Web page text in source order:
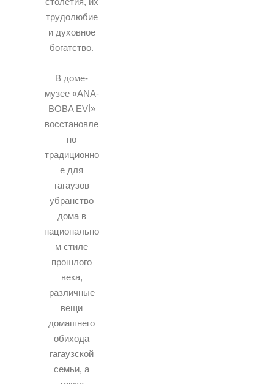
трудолюбие
и духовное
богатство.
В доме-
музее «ANA-
BOBA EVİ»
восстановле
но
традиционно
е для
гагаузов
убранство
дома в
национально
м стиле
прошлого
века,
различные
вещи
домашнего
обихода
гагаузской
семьи, а